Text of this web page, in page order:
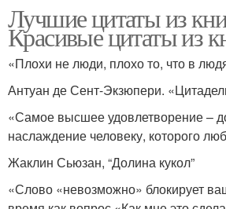
Лучшие цитаты из
Красивые цитаты из
«Плохи не люди, плохо то, что в
Антуан де Сент-Экзюпери.
«Самое высшее удовлетворение –
наслаждение человеку, которого
Жаклин Сьюзан, “Долина кукол”
«Слово «невозможно» блокирует